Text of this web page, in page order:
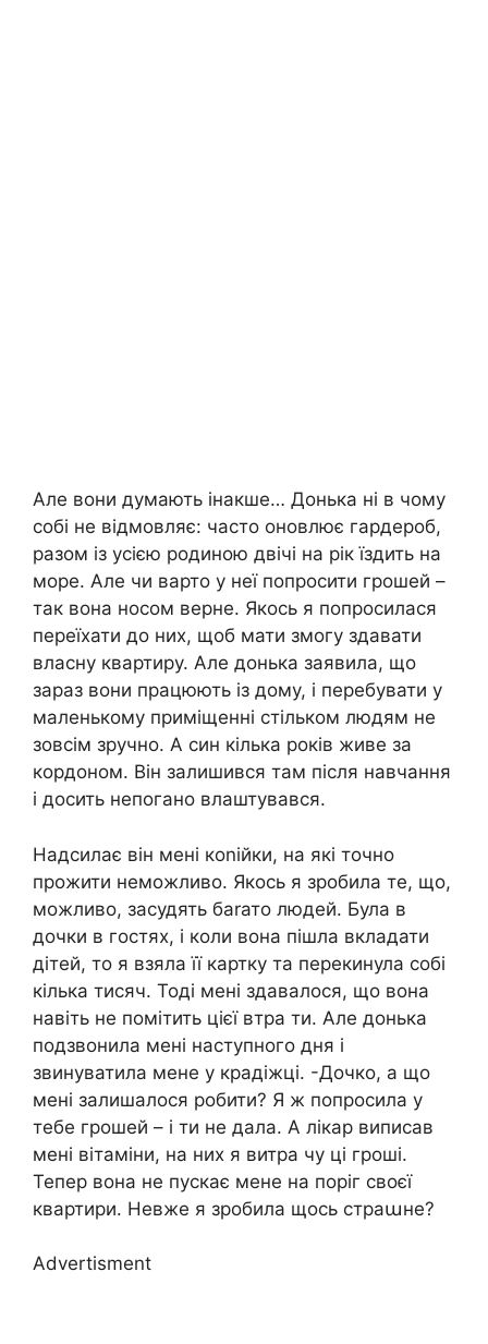
Але вони думають інакше… Донька ні в чому
собі не відмовляє: часто оновлює гардероб,
разом із усією родиною двічі на рік їздить на
море. Але чи варто у неї попросити грошей –
так вона носом верне. Якось я попросилася
переїхати до них, щоб мати змогу здавати
власну квартиру. Але донька заявила, що
зараз вони працюють із дому, і перебувати у
маленькому приміщенні стільком людям не
зовсім зручно. А син кілька років живе за
кордоном. Він залишився там після навчання
і досить непогано влаштувався.
Надсилає він мені коnійки, на які точно
прожити неможливо. Якось я зробила те, що,
можливо, засудять баrато людей. Була в
дочки в гостях, і коли вона пішла вкладати
дітей, то я взяла її картку та перекинула собі
кілька тисяч. Тоді мені здавалося, що вона
навіть не помітить цієї втра ти. Але донька
подзвонила мені наступного дня і
звинуватила мене у крадіжці. -Дочко, а що
мені залишалося робити? Я ж попросила у
тебе грошей – і ти не дала. А лікар виписав
мені вітаміни, на них я витра чу ці гроші.
Тепер вона не пускає мене на поріг своєї
квартири. Невже я зробила щось страաне?
Advertisment